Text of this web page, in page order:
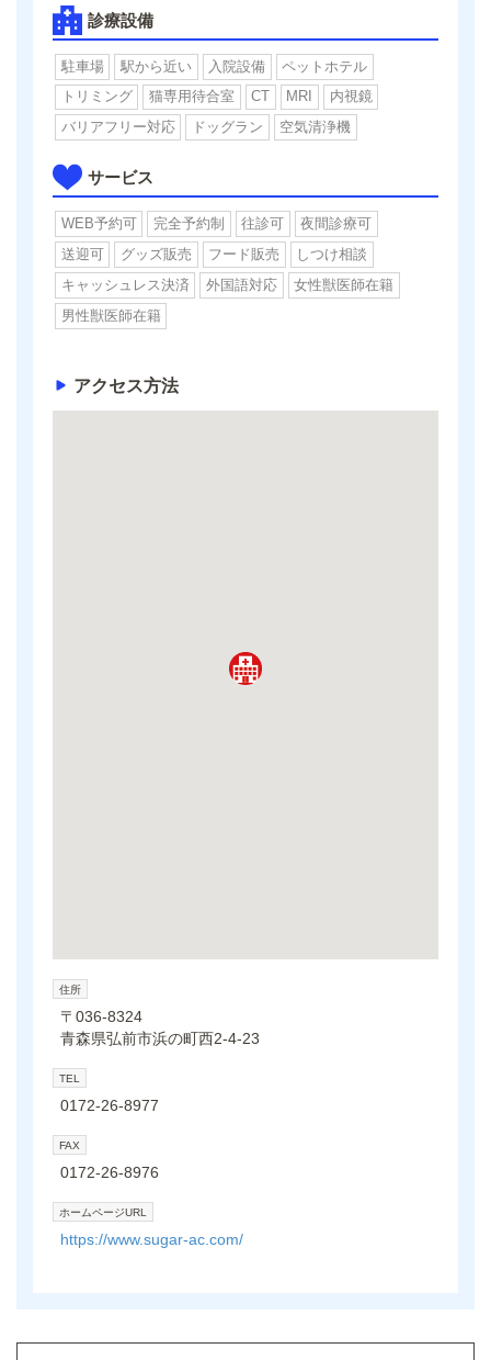
診療設備
駐車場 駅から近い 入院設備
ペットホテル
トリミング
猫専用待合室 CT MRI
内視鏡
バリアフリー対応
ドッグラン 空気清浄機
サービス
WEB予約可 完全予約制 往診可
夜間診療可
送迎可
グッズ販売 フード販売
しつけ相談
キャッシュレス決済
外国語対応
女性獣医師在籍
男性獣医師在籍
アクセス方法
住所
〒036-8324
青森県弘前市浜の町西2-4-23
TEL
0172-26-8977
FAX
0172-26-8976
ホームページURL
https://www.sugar-ac.com/